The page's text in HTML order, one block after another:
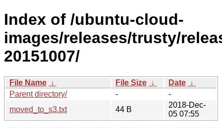
Index of /ubuntu-cloud-
images/releases/trusty/
20151007/
File Name ↓ File Size ↓ Date ↓
Parent directory/
-
-
moved_to_s3.txt
44 B
2018-Dec-
05 07:55